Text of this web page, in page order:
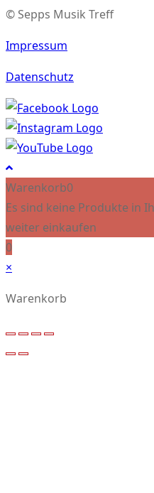
© Sepps Musik Treff
Impressum
Datenschutz
Warenkorb0
Es sind keine Produkte in
weiter einkaufen
0
×
Warenkorb